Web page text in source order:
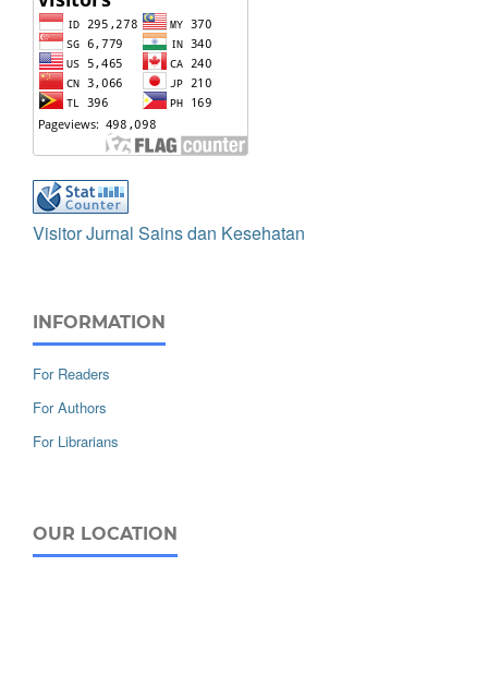
Visitor Jurnal Sains dan Kesehatan
INFORMATION
For Readers
For Authors
For Librarians
OUR LOCATION